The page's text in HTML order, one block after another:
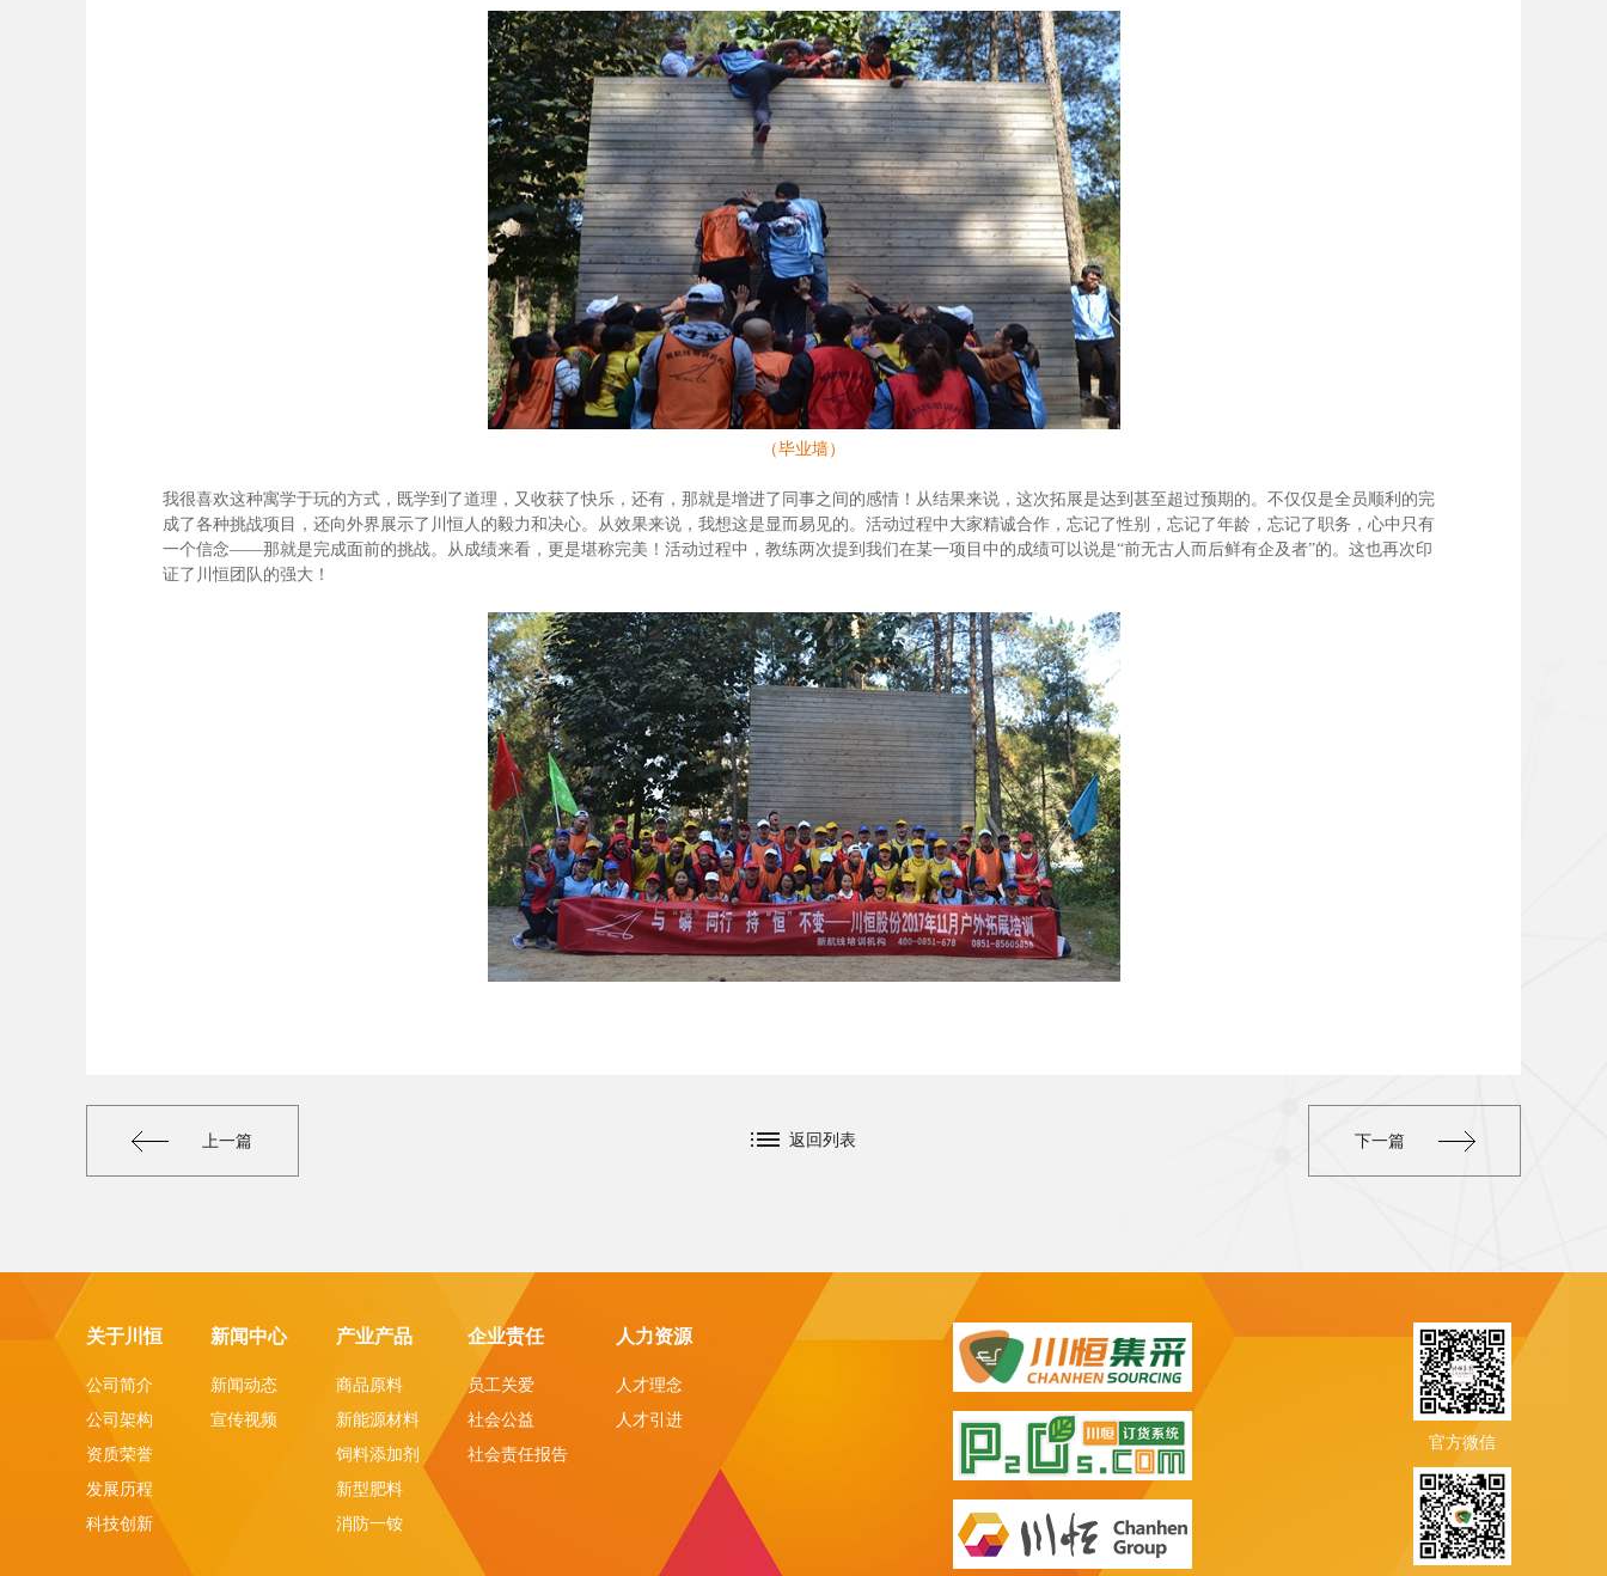
（毕业墙）
我很喜欢这种寓学于玩的方式，既学到了道理，又收获了快乐，还有，那就是增进了同事之间的感情！从结果来说，这次拓展是达到甚至超过预期的。不仅仅是全员顺利的完
成了各种挑战项目，还向外界展示了川恒人的毅力和决心。从效果来说，我想这是显而易见的。活动过程中大家精诚合作，忘记了性别，忘记了年龄，忘记了职务，心中只有
一个信念——那就是完成面前的挑战。从成绩来看，更是堪称完美！活动过程中，教练两次提到我们在某一项目中的成绩可以说是“前无古人而后鲜有企及者”的。这也再次印
证了川恒团队的强大！
上一篇 下一篇
返回列表
关于川恒
公司简介
公司架构
资质荣誉
发展历程
科技创新
新闻中心
新闻动态
宣传视频
产业产品
商品原料
新能源材料
饲料添加剂
新型肥料
消防一铵
企业责任
员工关爱
社会公益
社会责任报告
人力资源
人才理念
人才引进
官方微信